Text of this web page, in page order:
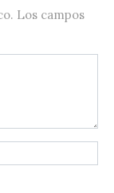
Los campos